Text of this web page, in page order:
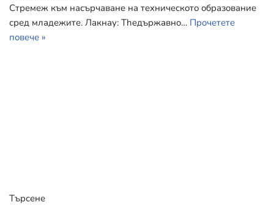
Стремеж към насърчаване на техническото образование
сред младежите. Лакнау: Theдържавно… Прочетете
повече »
Търсене